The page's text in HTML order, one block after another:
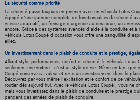
La sécurité comme priorité
La sécurité passe toujours en premier avec un véhicula Lotus
équipé d'une gamme complète de fonctionnalités de sécurité
vitesse adaptatif, un freinage d'urgence automatique, un
encore. Grâce à des systèmes avancés d'aide à la conduite et à
véhicula Lotus Coupé d'occasion vous offre une tranquillité
alliez.
Un investissement dans le plaisir de conduite et le prestige,
Alliant style, performances, confort et sécurité, le véhicula Lotus
seulement une voiture : c'est un style de vie. Même en tant que
Coupé conserve sa valeur et reste un investissement dans le
Découvrez par vous-même l'excitation et le confort de ce
routier dès aujourd'hui. Avec le véhicula Lotus Coupé , vous ne
mais vous investissez dans le plaisir de conduire et le prestige
pendant des années de plaisir de conduire.